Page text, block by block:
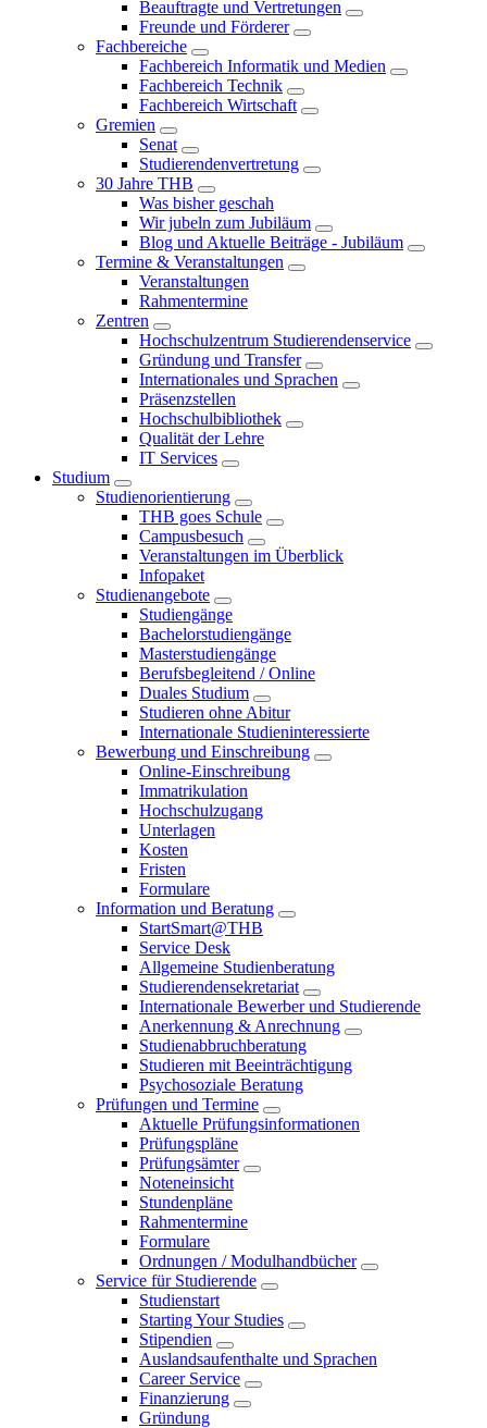
Beauftragte und Vertretungen
Freunde und Förderer
Fachbereiche
Fachbereich Informatik und Medien
Fachbereich Technik
Fachbereich Wirtschaft
Gremien
Senat
Studierendenvertretung
30 Jahre THB
Was bisher geschah
Wir jubeln zum Jubiläum
Blog und Aktuelle Beiträge - Jubiläum
Termine & Veranstaltungen
Veranstaltungen
Rahmentermine
Zentren
Hochschulzentrum Studierendenservice
Gründung und Transfer
Internationales und Sprachen
Präsenzstellen
Hochschulbibliothek
Qualität der Lehre
IT Services
Studium
Studienorientierung
THB goes Schule
Campusbesuch
Veranstaltungen im Überblick
Infopaket
Studienangebote
Studiengänge
Bachelorstudiengänge
Masterstudiengänge
Berufsbegleitend / Online
Duales Studium
Studieren ohne Abitur
Internationale Studieninteressierte
Bewerbung und Einschreibung
Online-Einschreibung
Immatrikulation
Hochschulzugang
Unterlagen
Kosten
Fristen
Formulare
Information und Beratung
StartSmart@THB
Service Desk
Allgemeine Studienberatung
Studierendensekretariat
Internationale Bewerber und Studierende
Anerkennung & Anrechnung
Studienabbruchberatung
Studieren mit Beeinträchtigung
Psychosoziale Beratung
Prüfungen und Termine
Aktuelle Prüfungsinformationen
Prüfungspläne
Prüfungsämter
Noteneinsicht
Stundenpläne
Rahmentermine
Formulare
Ordnungen / Modulhandbücher
Service für Studierende
Studienstart
Starting Your Studies
Stipendien
Auslandsaufenthalte und Sprachen
Career Service
Finanzierung
Gründung